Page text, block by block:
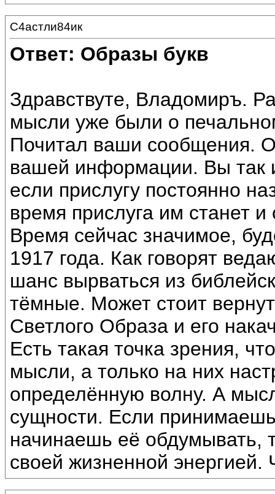
С4астли84ик
Ответ: Образы букв
Здравствуте, Владомиръ.
мысли уже были о
Почитал ваши сообщения.
вашей информации. Вы так
если прислугу постоянно
время прислуга им станет
Время сейчас значимое,
1917 года. Как говорят
шанс вырваться из
тёмные. Может стоит
Светлого Образа и его
Есть такая точка зрения,
мысли, а только на них
определённую волну. А
сущности. Если
начинаешь её обдумывать,
своей жизненной